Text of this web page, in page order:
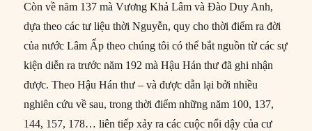
Còn về năm 137 mà Vương Khả Lâm và Đào Duy Anh,
dựa theo các tư liệu thời Nguyễn, quy cho thời điểm ra đời
của nước Lâm Ấp theo chúng tôi có thể bắt nguồn từ các sự
kiện diễn ra trước năm 192 mà Hậu Hán thư đã ghi nhận
được. Theo Hậu Hán thư – và được dẫn lại bởi nhiều
nghiên cứu về sau, trong thời điểm những năm 100, 137,
144, 157, 178… liên tiếp xảy ra các cuộc nổi dậy của cư